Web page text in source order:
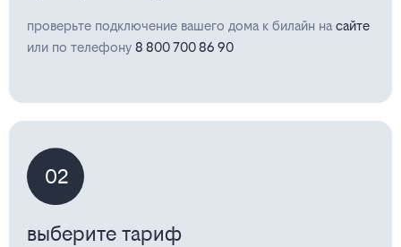
проверьте подключение вашего дома к билайн на сайте
или по телефону 8 800 700 86 90
02
выберите тариф